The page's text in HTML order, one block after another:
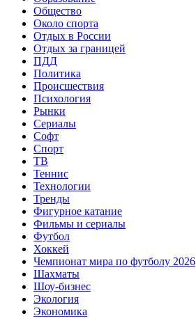
Общество
Около спорта
Отдых в России
Отдых за границей
ПДД
Политика
Происшествия
Психология
Рынки
Сериалы
Софт
Спорт
ТВ
Теннис
Технологии
Тренды
Фигурное катание
Фильмы и сериалы
Футбол
Хоккей
Чемпионат мира по футболу 2026
Шахматы
Шоу-бизнес
Экология
Экономика